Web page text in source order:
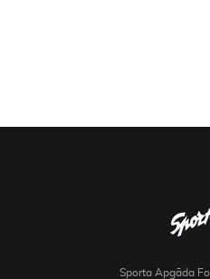
Sporta Apgāda